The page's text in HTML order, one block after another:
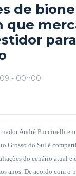
de
que
para
- 00h00
André Puccinelli em
Grosso do Sul é
do cenário atual e
anos. De acordo com o